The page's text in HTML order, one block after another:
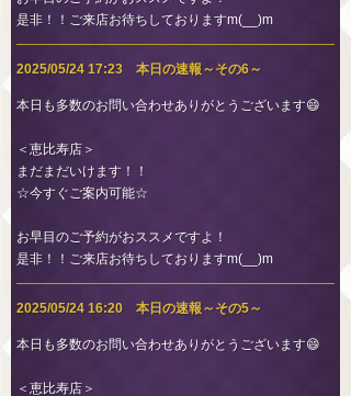
是非！！ご来店お待ちしておりますm(__)m
2025/05/24 17:23 本日の速報～その6～
本日も多数のお問い合わせありがとうございます😄
＜恵比寿店＞
まだまだいけます！！
☆今すぐご案内可能☆
お早目のご予約がおススメですよ！
是非！！ご来店お待ちしておりますm(__)m
2025/05/24 16:20 本日の速報～その5～
本日も多数のお問い合わせありがとうございます😄
＜恵比寿店＞